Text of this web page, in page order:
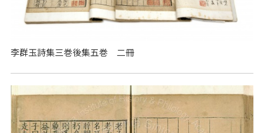
李群玉詩集三巻後集五巻 二冊